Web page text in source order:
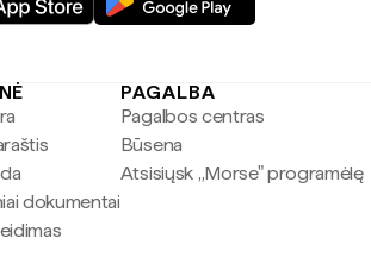
dokumentai
PAGALBA
Pagalbos centras
Būsena
Atsisiųsk „Morse" programėlę